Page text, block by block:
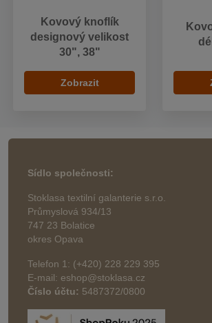
Kovový knoflík
designový velikost
30", 38"
Zobrazit
Sídlo společnosti:
Stoklasa textilní galanterie s.r.o.
Průmyslová 934/13
747 23 Bolatice
okres Opava
Telefon 1: (+420) 228 229 395
E-mail: eshop@stoklasa.cz
Číslo účtu: 5487372/0800